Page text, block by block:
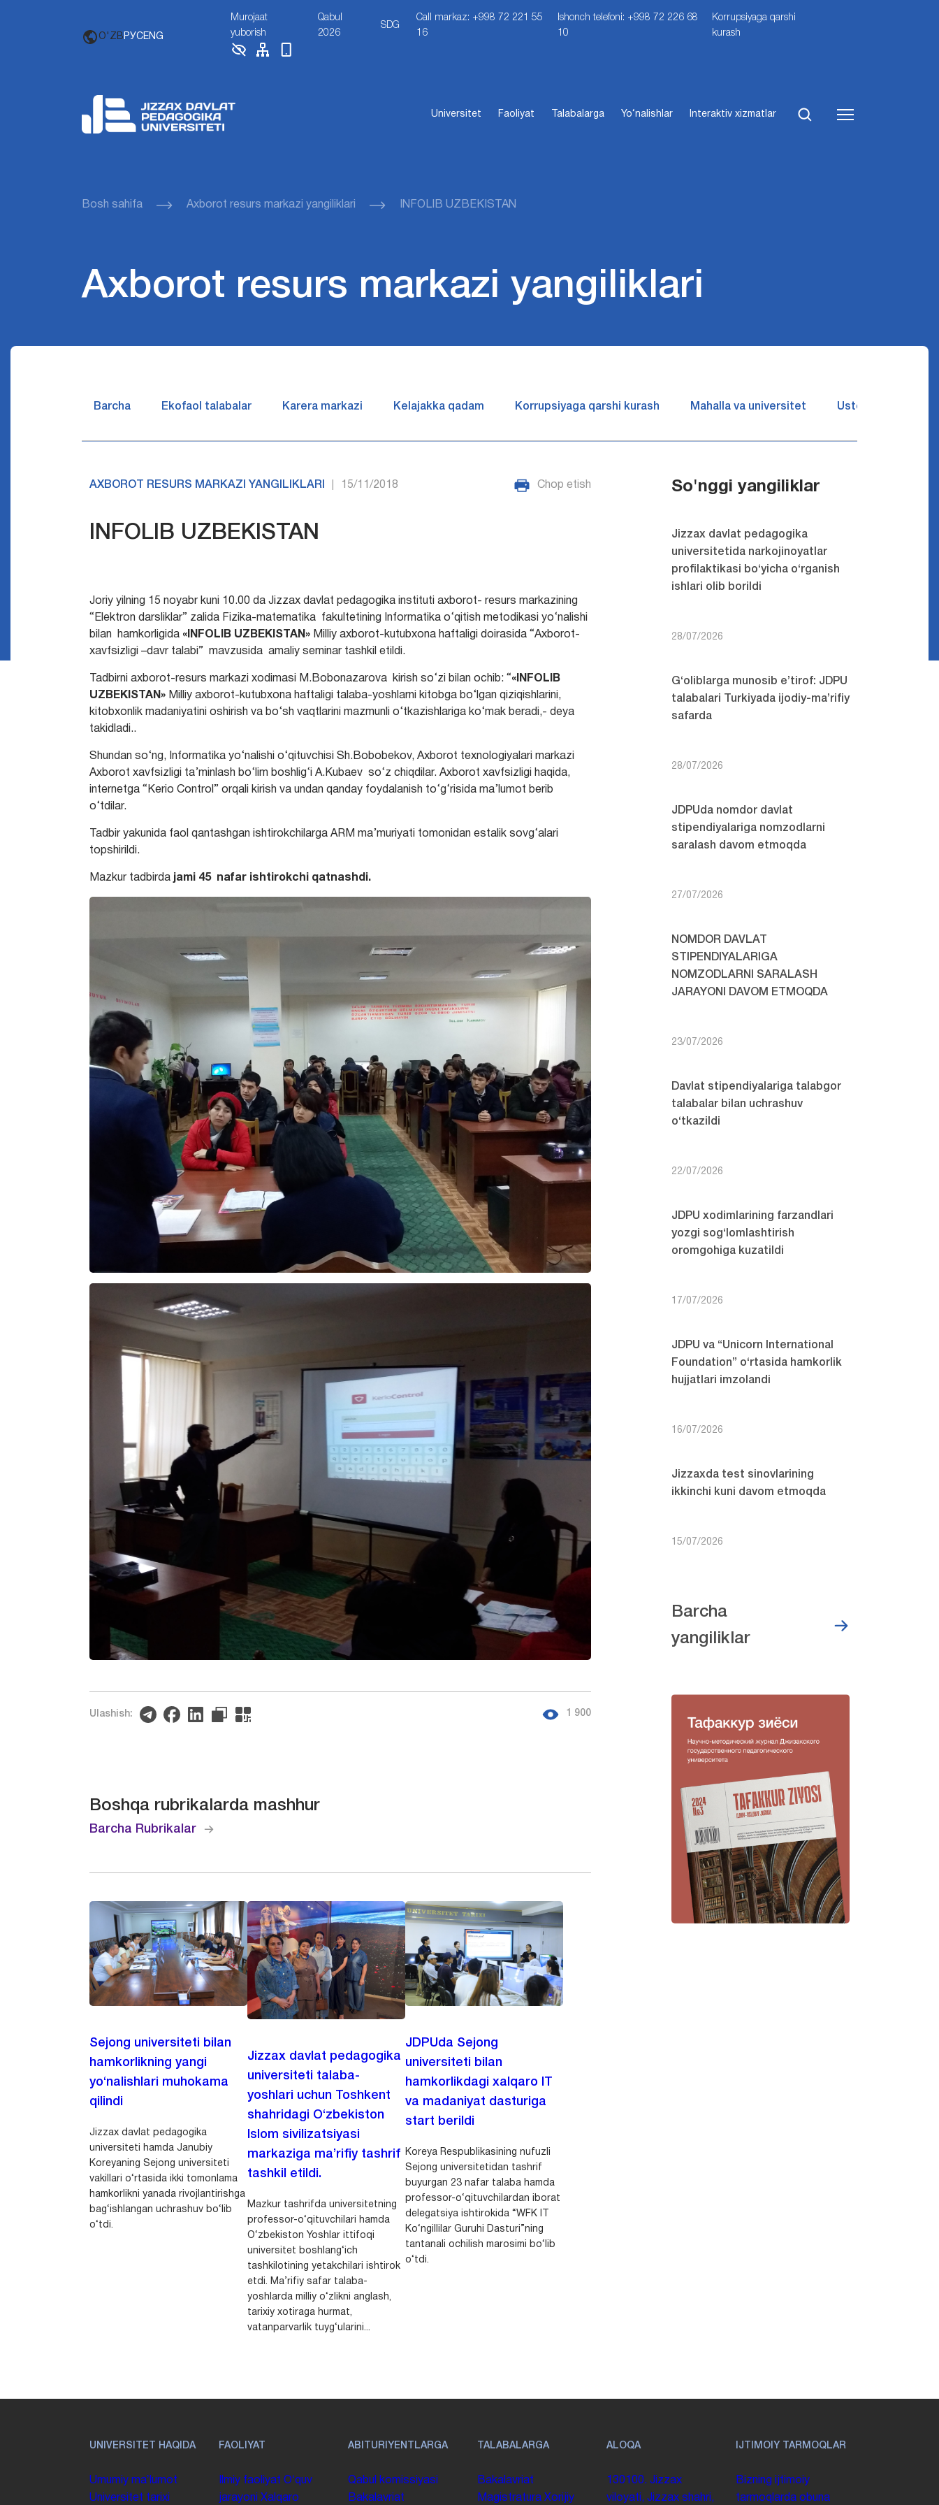
O'ZB РУСENG
Murojaat
yuborish
Qabul
2026
SDG
Call markaz: +998 72 221 55
16
Ishonch telefoni: +998 72 226 68
10
Korrupsiyaga qarshi
kurash
Universitet Faoliyat Talabalarga Yo‘nalishlar Interaktiv xizmatlar
Bosh sahifa Axborot resurs markazi yangiliklari INFOLIB UZBEKISTAN
Axborot resurs markazi yangiliklari
Barcha Ekofaol talabalar Karera markazi Kelajakka qadam Korrupsiyaga qarshi kurash Mahalla va universitet Ustozlar suhbatin
AXBOROT RESURS MARKAZI YANGILIKLARI 15/11/2018 Chop etish
INFOLIB UZBEKISTAN
Joriy yilning 15 noyabr kuni 10.00 da Jizzax davlat pedagogika instituti axborot- resurs markazining
“Elektron darsliklar” zalida Fizika-matematika fakultetining Informatika o‘qitish metodikasi yo‘nalishi
bilan hamkorligida «INFOLIB UZBEKISTAN» Milliy axborot-kutubxona haftaligi doirasida “Axborot-
xavfsizligi –davr talabi” mavzusida amaliy seminar tashkil etildi.
Tadbirni axborot-resurs markazi xodimasi M.Bobonazarova kirish so‘zi bilan ochib: “«INFOLIB
UZBEKISTAN» Milliy axborot-kutubxona haftaligi talaba-yoshlarni kitobga bo‘lgan qiziqishlarini,
kitobxonlik madaniyatini oshirish va bo‘sh vaqtlarini mazmunli o‘tkazishlariga ko‘mak beradi,- deya
takidladi..
Shundan so‘ng, Informatika yo‘nalishi o‘qituvchisi Sh.Bobobekov, Axborot texnologiyalari markazi
Axborot xavfsizligi ta’minlash bo‘lim boshlig‘i A.Kubaev so‘z chiqdilar. Axborot xavfsizligi haqida,
internetga “Kerio Control” orqali kirish va undan qanday foydalanish to‘g‘risida ma’lumot berib
o‘tdilar.
Tadbir yakunida faol qantashgan ishtirokchilarga ARM ma’muriyati tomonidan estalik sovg‘alari
topshirildi.
Mazkur tadbirda jami 45 nafar ishtirokchi qatnashdi.
Ulashish: 1 900
Boshqa rubrikalarda mashhur
Barcha Rubrikalar
Sejong universiteti bilan
hamkorlikning yangi
yo‘nalishlari muhokama
qilindi
Jizzax davlat pedagogika
universiteti hamda Janubiy
Koreyaning Sejong universiteti
vakillari o‘rtasida ikki tomonlama
hamkorlikni yanada rivojlantirishga
bag‘ishlangan uchrashuv bo‘lib
o‘tdi.
Jizzax davlat pedagogika
universiteti talaba-
yoshlari uchun Toshkent
shahridagi O‘zbekiston
Islom sivilizatsiyasi
markaziga ma’rifiy tashrif
tashkil etildi.
Mazkur tashrifda universitetning
professor-o‘qituvchilari hamda
O‘zbekiston Yoshlar ittifoqi
universitet boshlang‘ich
tashkilotining yetakchilari ishtirok
etdi. Ma’rifiy safar talaba-
yoshlarda milliy o‘zlikni anglash,
tarixiy xotiraga hurmat,
vatanparvarlik tuyg‘ularini...
JDPUda Sejong
universiteti bilan
hamkorlikdagi xalqaro IT
va madaniyat dasturiga
start berildi
Koreya Respublikasining nufuzli
Sejong universitetidan tashrif
buyurgan 23 nafar talaba hamda
professor-o‘qituvchilardan iborat
delegatsiya ishtirokida “WFK IT
Ko‘ngillilar Guruhi Dasturi”ning
tantanali ochilish marosimi bo‘lib
o‘tdi.
So'nggi yangiliklar
Jizzax davlat pedagogika
universitetida narkojinoyatlar
profilaktikasi bo‘yicha o‘rganish
ishlari olib borildi
28/07/2026
G‘oliblarga munosib e’tirof: JDPU
talabalari Turkiyada ijodiy-ma’rifiy
safarda
28/07/2026
JDPUda nomdor davlat
stipendiyalariga nomzodlarni
saralash davom etmoqda
27/07/2026
NOMDOR DAVLAT
STIPENDIYALARIGA
NOMZODLARNI SARALASH
JARAYONI DAVOM ETMOQDA
23/07/2026
Davlat stipendiyalariga talabgor
talabalar bilan uchrashuv
o‘tkazildi
22/07/2026
JDPU xodimlarining farzandlari
yozgi sog‘lomlashtirish
oromgohiga kuzatildi
17/07/2026
JDPU va “Unicorn International
Foundation” o‘rtasida hamkorlik
hujjatlari imzolandi
16/07/2026
Jizzaxda test sinovlarining
ikkinchi kuni davom etmoqda
15/07/2026
Barcha
yangiliklar
UNIVERSITET HAQIDA
Umumiy maʼlumot
Universitet tarixi
FAOLIYAT
Ilmiy faoliyat Oʻquv
jarayoni Xalqaro
ABITURIYENTLARGA
Qabul komissiyasi
Bakalavriat
TALABALARGA
Bakalavriat
Magistratura Xorijiy
ALOQA
130100. Jizzax
viloyati, Jizzax shahri,
IJTIMOIY TARMOQLAR
Bizning ijtimoiy
tarmoqlarda obuna